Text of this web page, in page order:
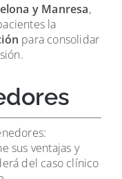
y Manresa,
la
para consolidar
sus ventajas y
del caso clínico